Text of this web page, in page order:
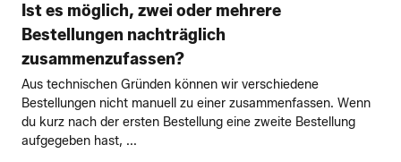
Ist es möglich, zwei oder mehrere
Bestellungen nachträglich
zusammenzufassen?
Aus technischen Gründen können wir verschiedene
Bestellungen nicht manuell zu einer zusammenfassen. Wenn
du kurz nach der ersten Bestellung eine zweite Bestellung
aufgegeben hast, ...